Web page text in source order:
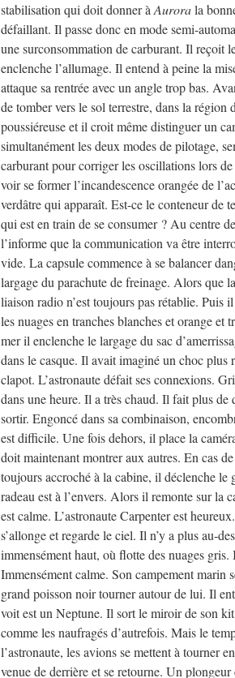
stabilisation qui doit donner à Aurorala
défaillant. Il passe donc en mode semi-
une surconsommation de carburant. Il reçoit
enclenche l’allumage. Il entend à peine la
attaque sa rentrée avec un angle trop bas.
de tomber vers le sol terrestre, dans la
poussiéreuse et il croit même distinguer un
simultanément les deux modes de pilotage,
carburant pour corriger les oscillations lors
voir se former l’incandescence orangée de
verdâtre qui apparaît. Est-ce le conteneur de
qui est en train de se consumer ? Au centre
l’informe que la communication va être
vide. La capsule commence à se balancer
largage du parachute de freinage. Alors que
liaison radio n’est toujours pas rétablie. Puis
les nuages en tranches blanches et orange et
mer il enclenche le largage du sac
dans le casque. Il avait imaginé un choc plus
clapot. L’astronaute défait ses connexions.
dans une heure. Il a très chaud. Il fait plus de
sortir. Engoncé dans sa combinaison,
est difficile. Une fois dehors, il place la
doit maintenant montrer aux autres. En cas
toujours accroché à la cabine, il déclenche
radeau est à l’envers. Alors il remonte sur la
est calme. L’astronaute Carpenter est
s’allonge et regarde le ciel. Il n’y a plus au-
immensément haut, où flotte des nuages
Immensément calme. Son campement
grand poisson noir tourner autour de lui. Il
voit est un Neptune. Il sort le miroir de son
comme les naufragés d’autrefois. Mais le
l’astronaute, les avions se mettent à tourner
venue de derrière et se retourne. Un